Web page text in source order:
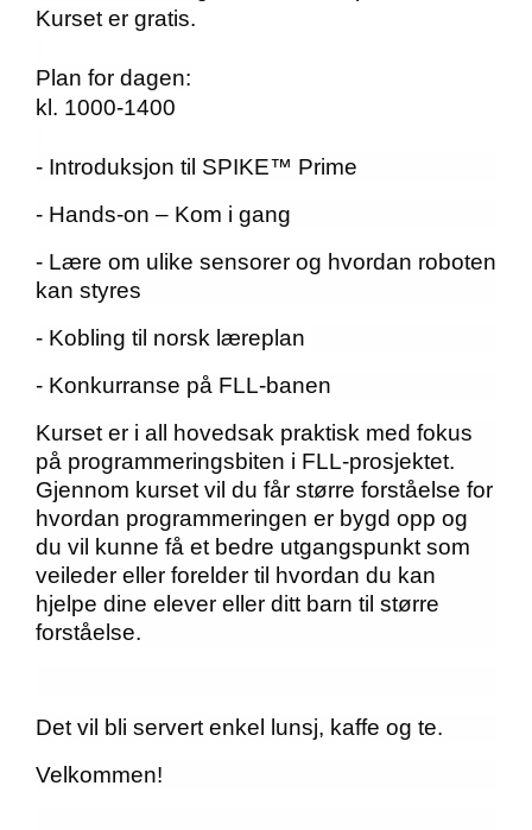
Kurset er gratis.
Plan for dagen:
kl. 1000-1400
- Introduksjon til SPIKE™ Prime
- Hands-on – Kom i gang
- Lære om ulike sensorer og hvordan roboten
kan styres
- Kobling til norsk læreplan
- Konkurranse på FLL-banen
Kurset er i all hovedsak praktisk med fokus
på programmeringsbiten i FLL-prosjektet.
Gjennom kurset vil du får større forståelse for
hvordan programmeringen er bygd opp og
du vil kunne få et bedre utgangspunkt som
veileder eller forelder til hvordan du kan
hjelpe dine elever eller ditt barn til større
forståelse.
Det vil bli servert enkel lunsj, kaffe og te.
Velkommen!